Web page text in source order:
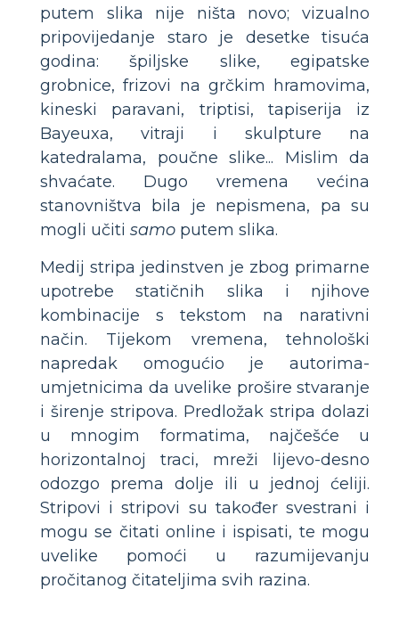
putem slika nije ništa novo; vizualno
pripovijedanje staro je desetke tisuća
godina: špiljske slike, egipatske
grobnice, frizovi na grčkim hramovima,
kineski paravani, triptisi, tapiserija iz
Bayeuxa, vitraji i skulpture na
katedralama, poučne slike... Mislim da
shvaćate. Dugo vremena većina
stanovništva bila je nepismena, pa su
mogli učiti samo putem slika.
Medij stripa jedinstven je zbog primarne
upotrebe statičnih slika i njihove
kombinacije s tekstom na narativni
način. Tijekom vremena, tehnološki
napredak omogućio je autorima-
umjetnicima da uvelike prošire stvaranje
i širenje stripova. Predložak stripa dolazi
u mnogim formatima, najčešće u
horizontalnoj traci, mreži lijevo-desno
odozgo prema dolje ili u jednoj ćeliji.
Stripovi i stripovi su također svestrani i
mogu se čitati online i ispisati, te mogu
uvelike pomoći u razumijevanju
pročitanog čitateljima svih razina.